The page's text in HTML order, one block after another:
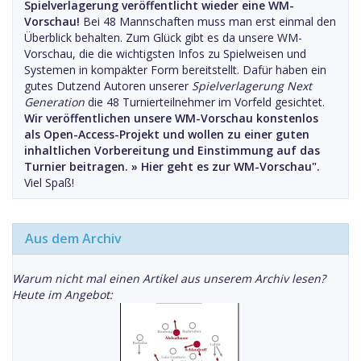
Spielverlagerung veröffentlicht wieder eine WM-
Vorschau! Bei 48 Mannschaften muss man erst einmal den
Überblick behalten. Zum Glück gibt es da unsere WM-
Vorschau, die die wichtigsten Infos zu Spielweisen und
Systemen in kompakter Form bereitstellt. Dafür haben ein
gutes Dutzend Autoren unserer Spielverlagerung Next
Generation die 48 Turnierteilnehmer im Vorfeld gesichtet.
Wir veröffentlichen unsere WM-Vorschau konstenlos
als Open-Access-Projekt und wollen zu einer guten
inhaltlichen Vorbereitung und Einstimmung auf das
Turnier beitragen. » Hier geht es zur WM-Vorschau".
Viel Spaß!
Aus dem Archiv
Warum nicht mal einen Artikel aus unserem Archiv lesen?
Heute im Angebot: